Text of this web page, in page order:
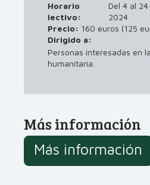
Horario
lectivo:
Del 4 al
2024
Precio: 160 euros (125
Dirigido a:
Personas interesadas en
humanitaria.
Más información
Más información